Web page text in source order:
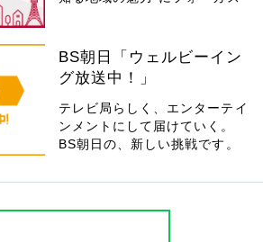
BS朝日「ウェルビーイン
グ放送中！」
テレビ局らしく、エンターテイ
ンメントにして届けていく。
BS朝日の、新しい挑戦です。